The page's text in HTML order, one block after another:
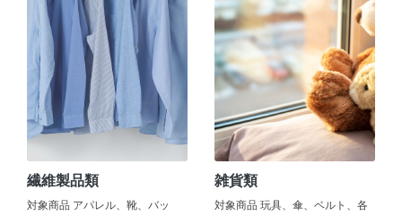
繊維製品類
対象商品 アパレル、靴、バッ
雑貨類
対象商品 玩具、傘、ベルト、各